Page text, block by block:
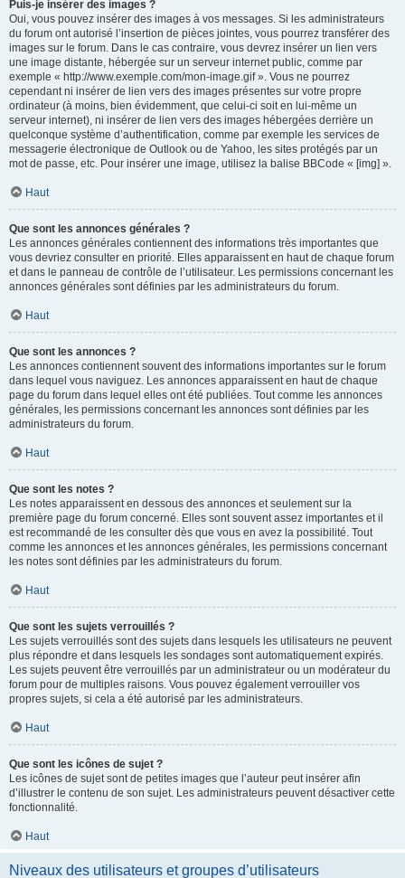
Puis-je insérer des images ?
Oui, vous pouvez insérer des images à vos messages. Si les administrateurs
du forum ont autorisé l’insertion de pièces jointes, vous pourrez transférer des
images sur le forum. Dans le cas contraire, vous devrez insérer un lien vers
une image distante, hébergée sur un serveur internet public, comme par
exemple « http://www.exemple.com/mon-image.gif ». Vous ne pourrez
cependant ni insérer de lien vers des images présentes sur votre propre
ordinateur (à moins, bien évidemment, que celui-ci soit en lui-même un
serveur internet), ni insérer de lien vers des images hébergées derrière un
quelconque système d’authentification, comme par exemple les services de
messagerie électronique de Outlook ou de Yahoo, les sites protégés par un
mot de passe, etc. Pour insérer une image, utilisez la balise BBCode « [img] ».
Haut
Que sont les annonces générales ?
Les annonces générales contiennent des informations très importantes que
vous devriez consulter en priorité. Elles apparaissent en haut de chaque forum
et dans le panneau de contrôle de l’utilisateur. Les permissions concernant les
annonces générales sont définies par les administrateurs du forum.
Haut
Que sont les annonces ?
Les annonces contiennent souvent des informations importantes sur le forum
dans lequel vous naviguez. Les annonces apparaissent en haut de chaque
page du forum dans lequel elles ont été publiées. Tout comme les annonces
générales, les permissions concernant les annonces sont définies par les
administrateurs du forum.
Haut
Que sont les notes ?
Les notes apparaissent en dessous des annonces et seulement sur la
première page du forum concerné. Elles sont souvent assez importantes et il
est recommandé de les consulter dès que vous en avez la possibilité. Tout
comme les annonces et les annonces générales, les permissions concernant
les notes sont définies par les administrateurs du forum.
Haut
Que sont les sujets verrouillés ?
Les sujets verrouillés sont des sujets dans lesquels les utilisateurs ne peuvent
plus répondre et dans lesquels les sondages sont automatiquement expirés.
Les sujets peuvent être verrouillés par un administrateur ou un modérateur du
forum pour de multiples raisons. Vous pouvez également verrouiller vos
propres sujets, si cela a été autorisé par les administrateurs.
Haut
Que sont les icônes de sujet ?
Les icônes de sujet sont de petites images que l’auteur peut insérer afin
d’illustrer le contenu de son sujet. Les administrateurs peuvent désactiver cette
fonctionnalité.
Haut
Niveaux des utilisateurs et groupes d’utilisateurs